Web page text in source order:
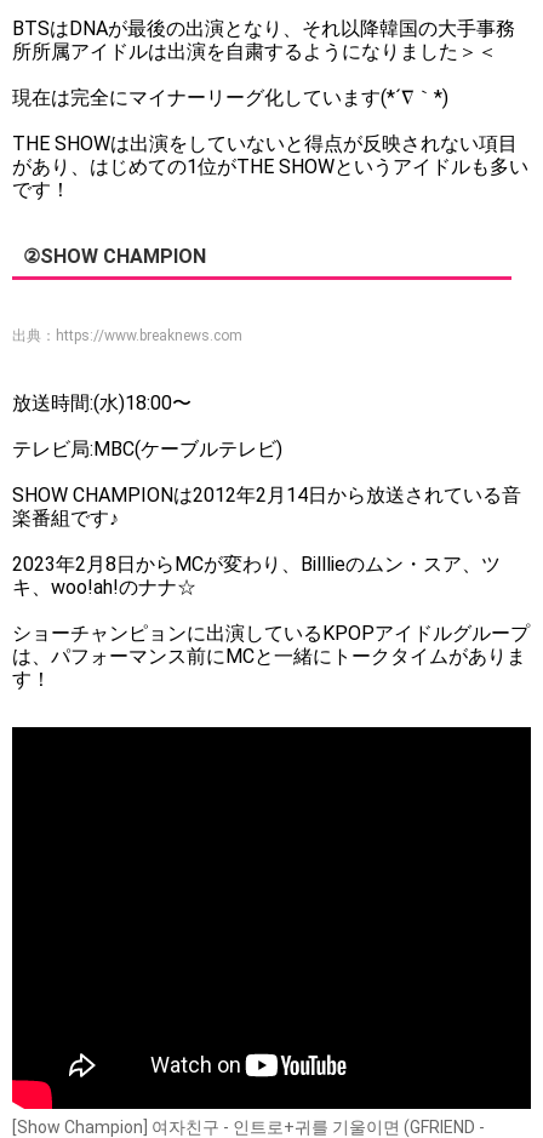
BTSはDNAが最後の出演となり、それ以降韓国の大手事務
所所属アイドルは出演を自粛するようになりました＞＜
現在は完全にマイナーリーグ化しています(*´∇｀*)
THE SHOWは出演をしていないと得点が反映されない項目
があり、はじめての1位がTHE SHOWというアイドルも多い
です！
②SHOW CHAMPION
出典： https://www.breaknews.com
放送時間:(水)18:00〜
テレビ局:MBC(ケーブルテレビ)
SHOW CHAMPIONは2012年2月14日から放送されている音
楽番組です♪
2023年2月8日からMCが変わり、Billlieのムン・スア、ツ
キ、woo!ah!のナナ☆
ショーチャンピョンに出演しているKPOPアイドルグループ
は、パフォーマンス前にMCと一緒にトークタイムがありま
す！
[Show Champion] 여자친구 - 인트로+귀를 기울이면 (GFRIEND -